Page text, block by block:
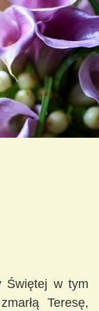
Świętej w tym
Teresę,